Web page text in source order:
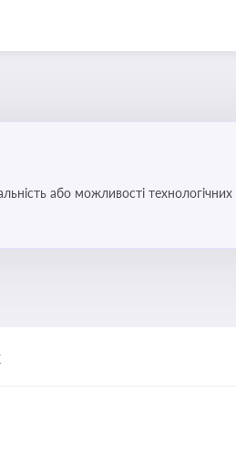
або можливості технологічних